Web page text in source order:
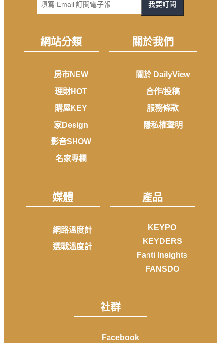
我要訂閱
網站分類
房市NEW
理財HOT
購屋KEY
家Design
影音SHOW
名家專欄
關於我們
關於 DailyView
合作/投稿
服務條款
隱私權聲明
媒體
網路溫度計
選戰溫度計
產品
KEYPO
KEYDERS
Fanti Insights
FANSDO
社群
Facebook